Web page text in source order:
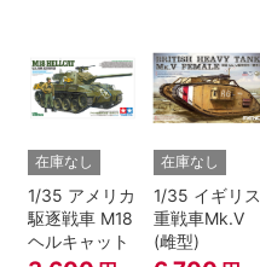
在庫なし
1/35 アメリカ
駆逐戦車 M18
ヘルキャット
在庫なし
1/35 イギリス
重戦車Mk.V
(雌型)